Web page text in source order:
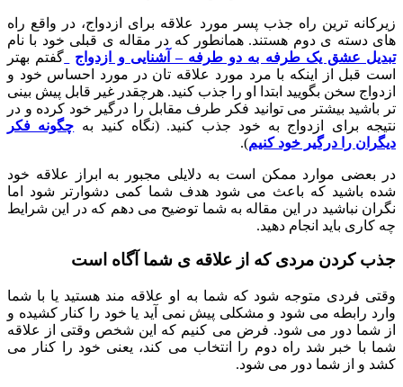
زیرکانه ترین راه جذب پسر مورد علاقه برای ازدواج، در واقع راه
های دسته ی دوم هستند. همانطور که در مقاله ی قبلی خود با نام
تبدیل عشق یک طرفه به دو طرفه – آشنایی و ازدواج
گفتم بهتر
است قبل از اینکه با مرد مورد علاقه تان در مورد احساس خود و
ازدواج سخن بگویید ابتدا او را جذب کنید. هرچقدر غیر قابل پیش بینی
تر باشید بیشتر می توانید فکر طرف مقابل را درگیر خود کرده و در
نتیجه برای ازدواج به خود جذب کنید. (نگاه کنید به چگونه فکر
دیگران را درگیر خود کنیم).
در بعضی موارد ممکن است به دلایلی مجبور به ابراز علاقه خود
شده باشید که باعث می شود هدف شما کمی دشوارتر شود اما
نگران نباشید در این مقاله به شما توضیح می دهم که در این شرایط
چه کاری باید انجام دهید.
جذب کردن مردی که از علاقه ی شما آگاه است
وقتی فردی متوجه شود که شما به او علاقه مند هستید یا با شما
وارد رابطه می شود و مشکلی پیش نمی آید یا خود را کنار کشیده و
از شما دور می شود. فرض می کنیم که این شخص وقتی از علاقه
شما با خبر شد راه دوم را انتخاب می کند، یعنی خود را کنار می
کشد و از شما دور می شود.